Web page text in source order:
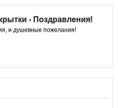
- Поздравления!
и душевные пожелания!